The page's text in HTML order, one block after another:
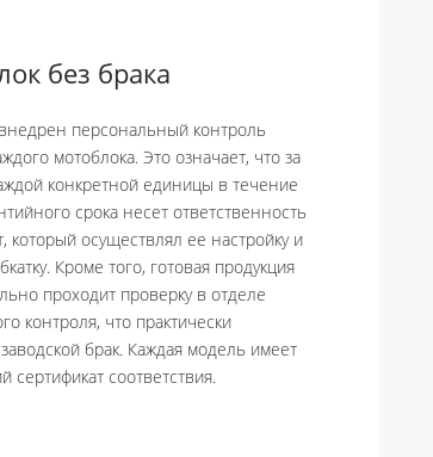
без брака
персональный контроль
мотоблока. Это означает, что за
конкретной единицы в течение
срока несет ответственность
который осуществлял ее настройку и
Кроме того, готовая продукция
проходит проверку в отделе
контроля, что практически
брак. Каждая модель имеет
сертификат соответствия.